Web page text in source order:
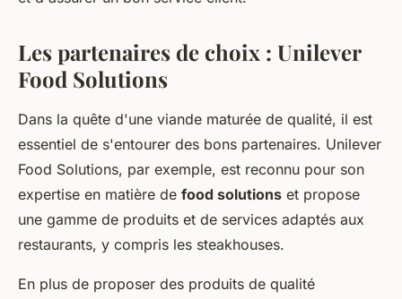
Les partenaires de choix : Unilever
Food Solutions
Dans la quête d'une viande maturée de qualité, il est
essentiel de s'entourer des bons partenaires. Unilever
Food Solutions, par exemple, est reconnu pour son
expertise en matière de food solutions et propose
une gamme de produits et de services adaptés aux
restaurants, y compris les steakhouses.
En plus de proposer des produits de qualité